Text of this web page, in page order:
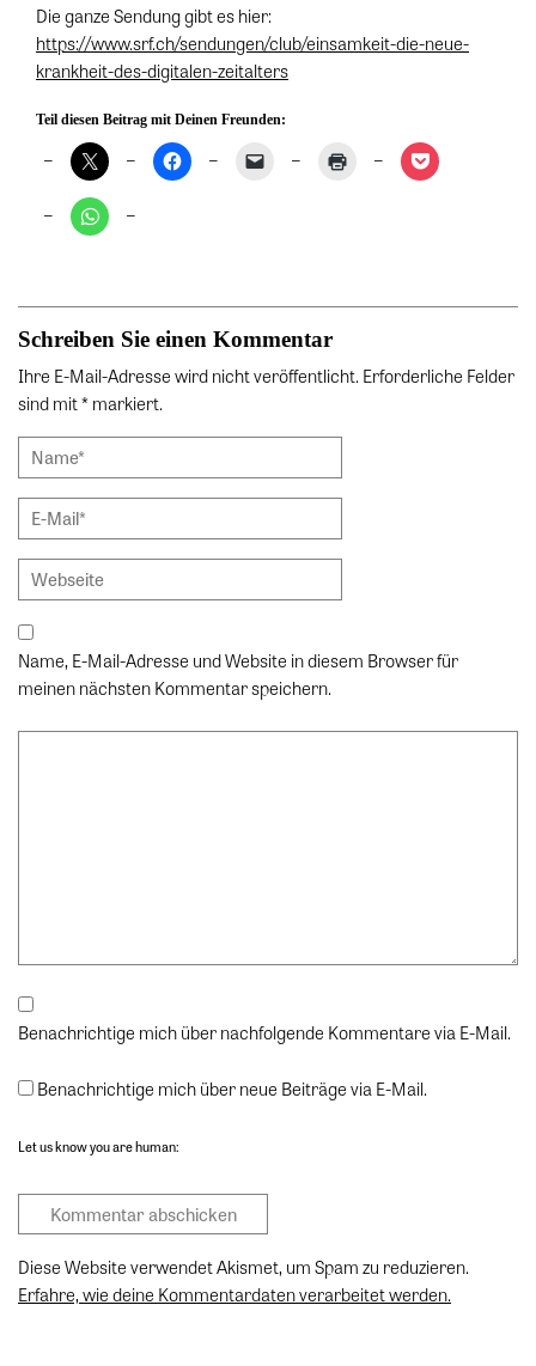
Die ganze Sendung gibt es hier:
https://www.srf.ch/sendungen/club/einsamkeit-die-neue-
krankheit-des-digitalen-zeitalters
Teil diesen Beitrag mit Deinen Freunden:
Schreiben Sie einen Kommentar
Ihre E-Mail-Adresse wird nicht veröffentlicht. Erforderliche Felder
sind mit * markiert.
Name, E-Mail-Adresse und Website in diesem Browser für
meinen nächsten Kommentar speichern.
Benachrichtige mich über nachfolgende Kommentare via E-Mail.
Benachrichtige mich über neue Beiträge via E-Mail.
Let us know you are human:
Diese Website verwendet Akismet, um Spam zu reduzieren.
Erfahre, wie deine Kommentardaten verarbeitet werden.